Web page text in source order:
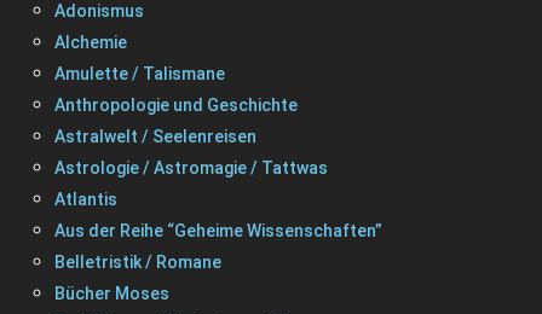
Adonismus
Alchemie
Amulette / Talismane
Anthropologie und Geschichte
Astralwelt / Seelenreisen
Astrologie / Astromagie / Tattwas
Atlantis
Aus der Reihe “Geheime Wissenschaften”
Belletristik / Romane
Bücher Moses